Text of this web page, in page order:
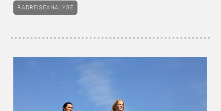
RADREISEANALYSE